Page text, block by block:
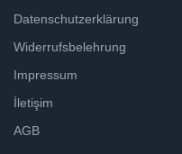
Datenschutzerklärung
Widerrufsbelehrung
Impressum
İletişim
AGB